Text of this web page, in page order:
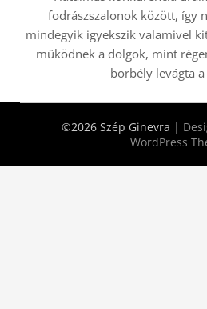
fodrászszalonok között, így
mindegyik igyekszik valamivel
működnek a dolgok, mint
borbély levágta
©2026 Szép Ginevra |
WordPress